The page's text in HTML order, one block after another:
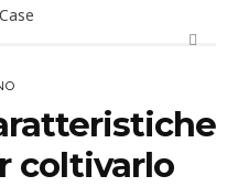
coltivarlo